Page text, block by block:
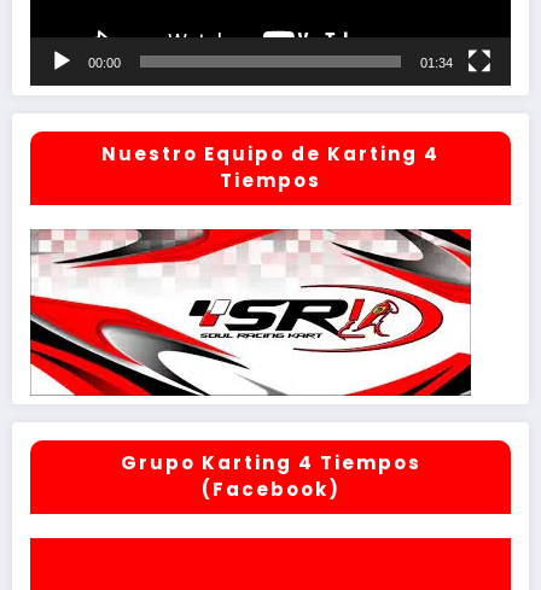
00:00 01:34
Nuestro Equipo de Karting 4
Tiempos
Grupo Karting 4 Tiempos
(Facebook)